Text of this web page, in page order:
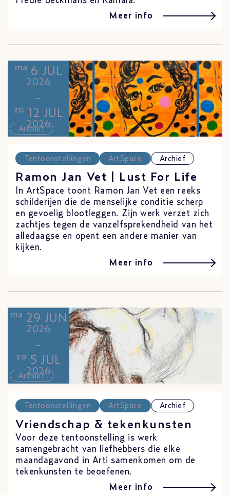
Meer info
ma 6 JUL
2026
-
zo 12 JUL
2026
Archief
Tentoonstellingen ArtSpace Archief
Ramon Jan Vet | Lust For Life
In ArtSpace toont Ramon Jan Vet een reeks
schilderijen die de menselijke conditie scherp
en gevoelig blootleggen. Zijn werk verzet zich
zachtjes tegen de vanzelfsprekendheid van het
alledaagse en opent een andere manier van
kijken.
Meer info
ma 29 JUN
2026
-
zo 5 JUL
2026
Archief
Tentoonstellingen ArtSpace Archief
Vriendschap & tekenkunsten
Voor deze tentoonstelling is werk
samengebracht van liefhebbers die elke
maandagavond in Arti samenkomen om de
tekenkunsten te beoefenen.
Meer info